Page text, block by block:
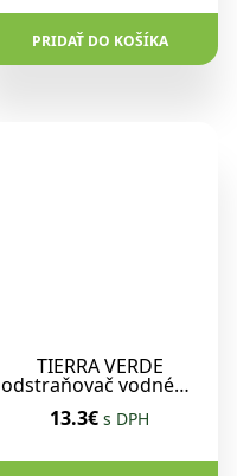
PRIDAŤ DO KOŠÍKA
TIERRA VERDE
odstraňovač vodného
13.3€ s DPH